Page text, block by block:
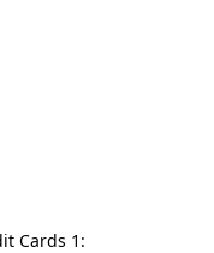
Cards 1: